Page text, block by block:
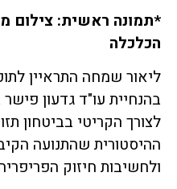
הכלכלה
ליאור שמחה התראיין
לצורך הקריטי בביטחון
ההיסטורית שהתנועה
ולחשיבות חיזוק